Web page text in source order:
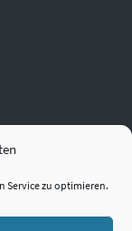
Service zu optimieren.